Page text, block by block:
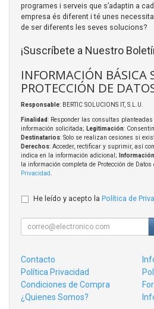
programes i serveis que s’adaptin a
empresa és diferent i té unes
de ser diferents les seves solucions?
¡Suscríbete a Nuestro
INFORMACIÓN BÁSICA
PROTECCIÓN DE
Responsable: BERTIC SOLUCIONS IT, S.L.U.
Finalidad: Responder las consultas
información solicitada; Legitimación:
Destinatarios: Solo se realizan cesiones si
Derechos: Acceder, rectificar y suprimir, así
indica en la información adicional;
la información completa de Protección de Datos
Privacidad
He leído y acepto la Política de
Contacto
Política Privacidad
Condiciones de Compra
¿Quienes Somos?